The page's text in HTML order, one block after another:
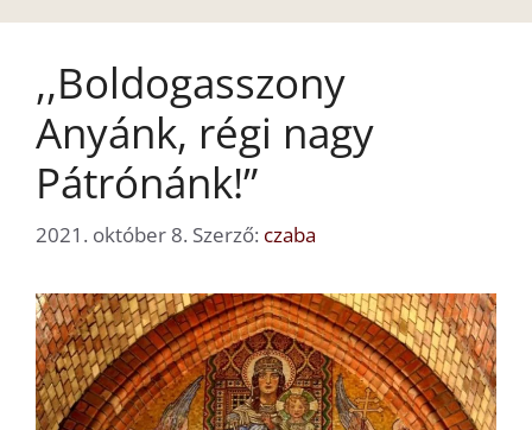
,,Boldogasszony
Anyánk, régi nagy
Pátrónánk!”
2021. október 8. Szerző: czaba